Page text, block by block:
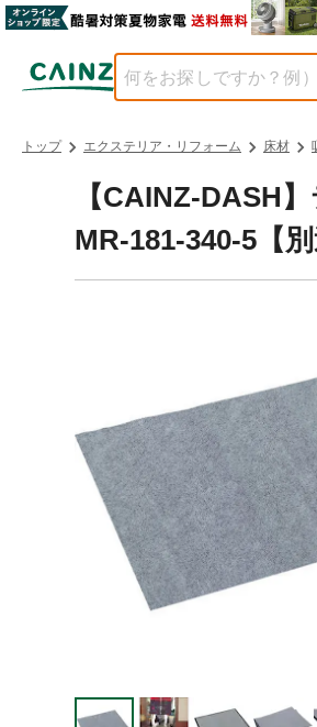
トップ エクステリア・リフォーム 床材
【CAINZ-DASH
MR-181-340-5【別